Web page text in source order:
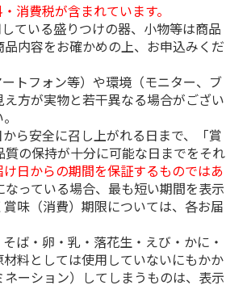
消費税が含まれています。
ている盛りつけの器、小物等は商品
内容をお確かめの上、お申込みくだ
トフォン等）や環境（モニター、ブ
方が実物と若干異なる場合がござい
ら安全に召し上がれる日まで、「賞
の保持が十分に可能な日までをそれ
け日からの期間を保証するものではあ
っている場合、最も短い期間を表示
味（消費）期限については、各お届
ば・卵・乳・落花生・えび・かに・
料としては使用していないにもかか
ーション）してしまうものは、表示